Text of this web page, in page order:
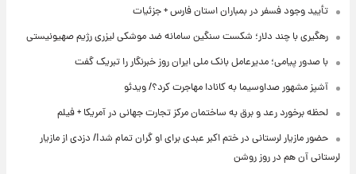
تأیید وجود فسفر در بمباران استان فارس + جزئیات
رهگیری با چند دلار؛ شکست سنگین سامانه ضد موشکی لیزری رژیم صهیونیستی
با صدور پیامی؛ مدیرعامل بانک ملی ایران روز خبرنگار را تبریک گفت
آشپز مشهور صداوسیما به کانادا مهاجرت کرد؟/ ویدئو
لحظه برخورد رعد و برق به ساختمان مرکز تجارت جهانی در آمریکا + فیلم
حضور مازیار لرستانی در ختم اکبر عبدی برای او گران تمام شد!/ دزدی از مازیار
لرستانی آن هم در روز روشن